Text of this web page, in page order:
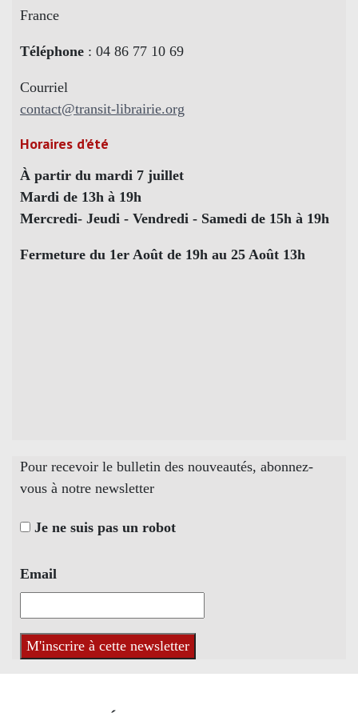
France
Téléphone : 04 86 77 10 69
Courriel
contact@transit-librairie.org
Horaires d’été
À partir du mardi 7 juillet
Mardi de 13h à 19h
Mercredi- Jeudi - Vendredi - Samedi de 15h à 19h
Fermeture du 1er Août de 19h au 25 Août 13h
Pour recevoir le bulletin des nouveautés, abonnez-
vous à notre newsletter
Je ne suis pas un robot
Email